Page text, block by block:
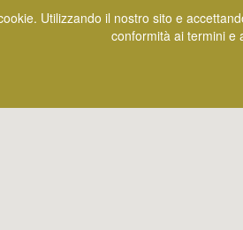
Utilizzando il nostro sito e
conformità ai termini e